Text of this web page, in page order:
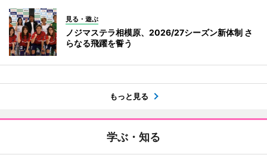
見る・遊ぶ
ノジマステラ相模原、2026/27シーズン新体制 さ
らなる飛躍を誓う
もっと見る
学ぶ・知る